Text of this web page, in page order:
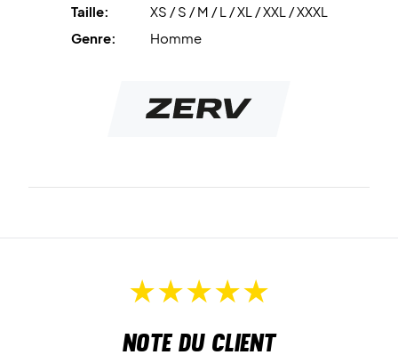
Taille:
XS / S / M / L / XL / XXL / XXXL
Genre:
Homme
Note du client